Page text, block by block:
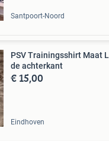
Santpoort-Noord
PSV Trainingsshirt Maat
de achterkant
€ 15,00
Eindhoven